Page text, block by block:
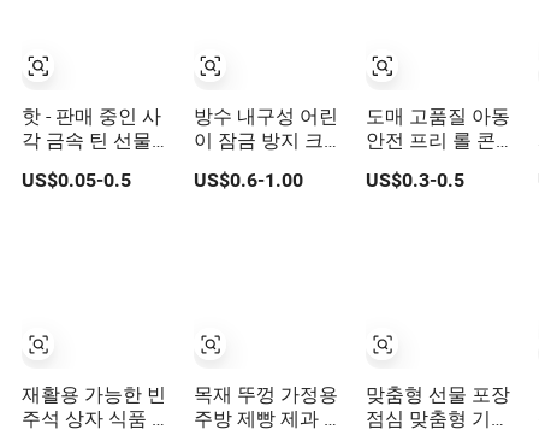
핫 - 판매 중인 사
각 금속 틴 선물
및 설탕 보관용
US$0.05-0.5
재활용 가능한 빈
주석 상자 식품 등
방수 내구성 어린
이 잠금 방지 크기
상자 담배 포장용
US$0.6-1.00
목재 뚜껑 가정용
주방 제빵 제과 직
도매 고품질 아동
안전 프리 롤 콘
금속 틴 박스 플립
US$0.3-0.5
맞춤형 선물 포장
점심 맞춤형 기어